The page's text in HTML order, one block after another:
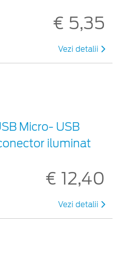
€ 5,35
Vezi detalii
Micro- USB
iluminat
€ 12,40
Vezi detalii